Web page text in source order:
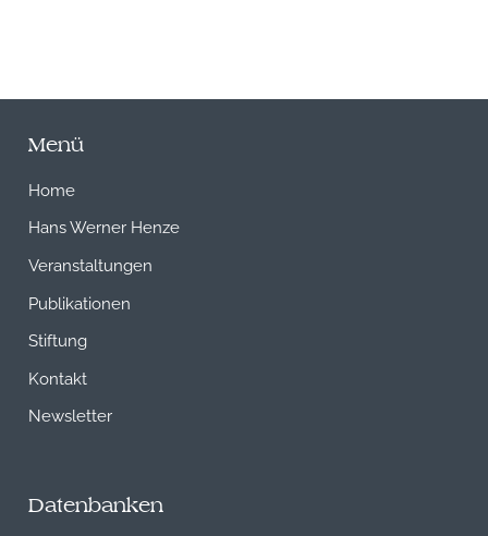
Menü
Home
Hans Werner Henze
Veranstaltungen
Publikationen
Stiftung
Kontakt
Newsletter
Datenbanken